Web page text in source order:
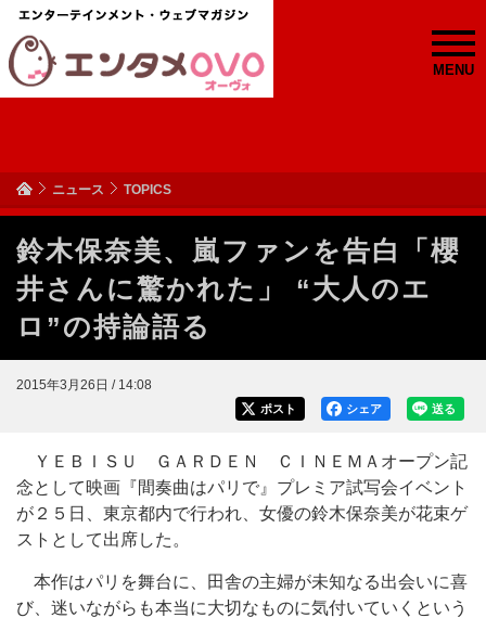
MENU
ニュース TOPICS
鈴木保奈美、嵐ファンを告白「櫻
井さんに驚かれた」 “大人のエ
ロ”の持論語る
2015年3月26日 / 14:08
送る
シェア
ポスト
ＹＥＢＩＳＵ ＧＡＲＤＥＮ ＣＩＮＥＭＡオープン記
念として映画『間奏曲はパリで』プレミア試写会イベント
が２５日、東京都内で行われ、女優の鈴木保奈美が花束ゲ
ストとして出席した。
本作はパリを舞台に、田舎の主婦が未知なる出会いに喜
び、迷いながらも本当に大切なものに気付いていくという